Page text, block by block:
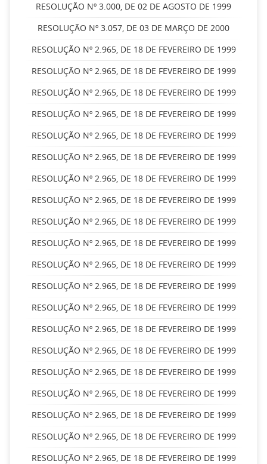
RESOLUÇÃO Nº 3.000, DE 02 DE AGOSTO DE 1999
RESOLUÇÃO Nº 3.057, DE 03 DE MARÇO DE 2000
RESOLUÇÃO Nº 2.965, DE 18 DE FEVEREIRO DE 1999
RESOLUÇÃO Nº 2.965, DE 18 DE FEVEREIRO DE 1999
RESOLUÇÃO Nº 2.965, DE 18 DE FEVEREIRO DE 1999
RESOLUÇÃO Nº 2.965, DE 18 DE FEVEREIRO DE 1999
RESOLUÇÃO Nº 2.965, DE 18 DE FEVEREIRO DE 1999
RESOLUÇÃO Nº 2.965, DE 18 DE FEVEREIRO DE 1999
RESOLUÇÃO Nº 2.965, DE 18 DE FEVEREIRO DE 1999
RESOLUÇÃO Nº 2.965, DE 18 DE FEVEREIRO DE 1999
RESOLUÇÃO Nº 2.965, DE 18 DE FEVEREIRO DE 1999
RESOLUÇÃO Nº 2.965, DE 18 DE FEVEREIRO DE 1999
RESOLUÇÃO Nº 2.965, DE 18 DE FEVEREIRO DE 1999
RESOLUÇÃO Nº 2.965, DE 18 DE FEVEREIRO DE 1999
RESOLUÇÃO Nº 2.965, DE 18 DE FEVEREIRO DE 1999
RESOLUÇÃO Nº 2.965, DE 18 DE FEVEREIRO DE 1999
RESOLUÇÃO Nº 2.965, DE 18 DE FEVEREIRO DE 1999
RESOLUÇÃO Nº 2.965, DE 18 DE FEVEREIRO DE 1999
RESOLUÇÃO Nº 2.965, DE 18 DE FEVEREIRO DE 1999
RESOLUÇÃO Nº 2.965, DE 18 DE FEVEREIRO DE 1999
RESOLUÇÃO Nº 2.965, DE 18 DE FEVEREIRO DE 1999
RESOLUÇÃO Nº 2.965, DE 18 DE FEVEREIRO DE 1999